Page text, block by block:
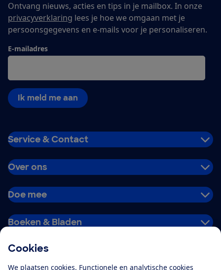
Cookies
We plaatsen cookies. Functionele en analytische cookies
Ontvang nieuws, acties en tips in je mailbox. In onze
privacyverklaring lees je hoe we omgaan met je
persoonsgegevens en e-mails voor je personaliseren.
E-mailadres
Ik meld me aan
Service & Contact
Over ons
Doe mee
Boeken & Bladen